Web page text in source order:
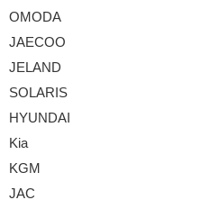
OMODA
JAECOO
JELAND
SOLARIS
HYUNDAI
Kia
KGM
JAC